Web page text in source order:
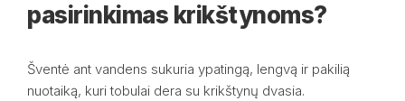
pasirinkimas krikštynoms?
Šventė ant vandens sukuria ypatingą, lengvą ir pakilią
nuotaiką, kuri tobulai dera su krikštynų dvasia.